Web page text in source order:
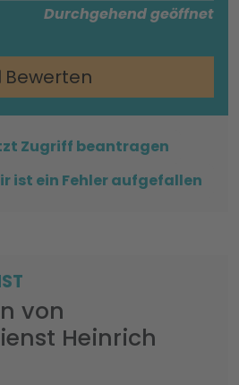
Durchgehend geöffnet
Bewerten
Zugriff beantragen
ist ein Fehler aufgefallen
von
Heinrich